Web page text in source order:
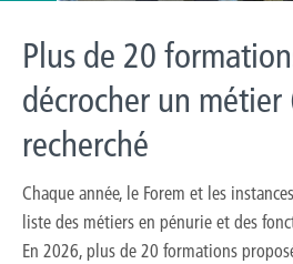
Plus de 20
décrocher un métier
recherché
Chaque année, le Forem et les
liste des métiers en pénurie et des
En 2026, plus de 20 formations